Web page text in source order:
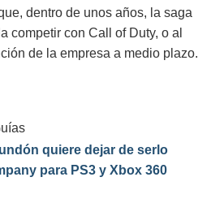
dentro de unos años, la saga
competir con Call of Duty, o al
de la empresa a medio plazo.
quiere dejar de serlo
para PS3 y Xbox 360